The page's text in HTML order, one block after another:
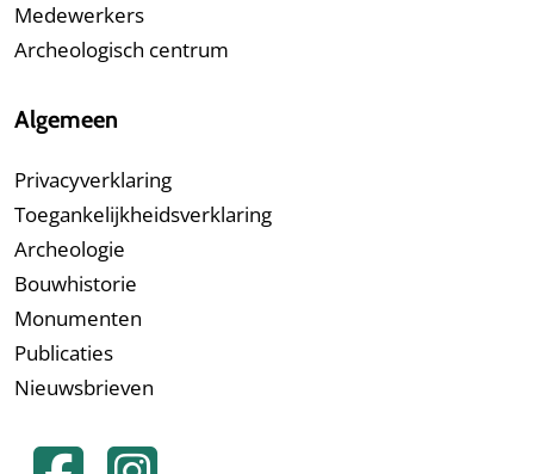
Medewerkers
Archeologisch centrum
Algemeen
Privacyverklaring
Toegankelijkheidsverklaring
Archeologie
Bouwhistorie
Monumenten
Publicaties
Nieuwsbrieven